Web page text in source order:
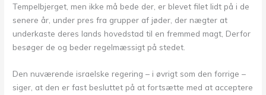
Tempelbjerget, men ikke må bede der, er blevet filet lidt på i de
senere år, under pres fra grupper af jøder, der nægter at
underkaste deres lands hovedstad til en fremmed magt, Derfor
besøger de og beder regelmæssigt på stedet.
Den nuværende israelske regering – i øvrigt som den forrige –
siger, at den er fast besluttet på at fortsætte med at acceptere